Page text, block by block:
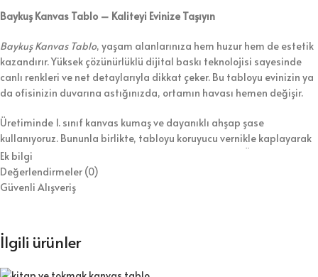
Baykuş Kanvas Tablo – Kaliteyi Evinize Taşıyın
Baykuş Kanvas Tablo, yaşam alanlarınıza hem huzur hem de estetik
kazandırır. Yüksek çözünürlüklü dijital baskı teknolojisi sayesinde
canlı renkleri ve net detaylarıyla dikkat çeker. Bu tabloyu evinizin ya
da ofisinizin duvarına astığınızda, ortamın havası hemen değişir.
Üretiminde 1. sınıf kanvas kumaş ve dayanıklı ahşap şase
kullanıyoruz. Bununla birlikte, tabloyu koruyucu vernikle kaplayarak
hem temizlik kolaylığı hem de uzun ömür sağlıyoruz. Ürünü duvara
asılmaya hazır şekilde gönderiyoruz, böylece kurulumla zaman
kaybetmezsiniz.
Kaliteli dijital baskı ile canlı ve net görseller
Ek bilgi
Değerlendirmeler (0)
Güvenli Alışveriş
İlgili ürünler